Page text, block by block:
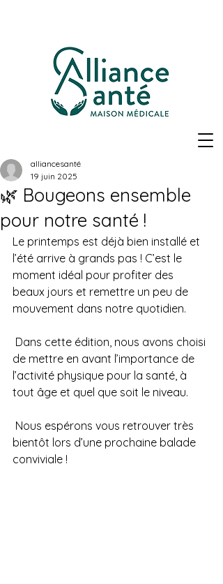
🌿 Bougeons ensemble
pour notre santé !
alliancesanté
19 juin 2025
Le printemps est déjà bien installé et
l’été arrive à grands pas ! C’est le
moment idéal pour profiter des
beaux jours et remettre un peu de
mouvement dans notre quotidien.
Dans cette édition, nous avons choisi
de mettre en avant l’importance de
l’activité physique pour la santé, à
tout âge et quel que soit le niveau.
Nous espérons vous retrouver très
bientôt lors d’une prochaine balade
conviviale !